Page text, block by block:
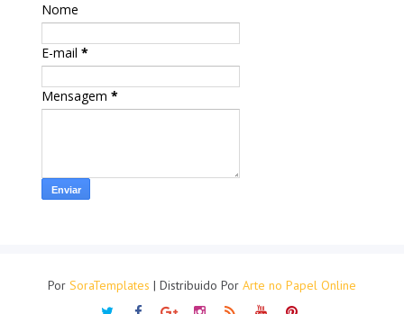
Nome
E-mail*
Mensagem*
Por SoraTemplates | Distribuido Por Arte no Papel Online